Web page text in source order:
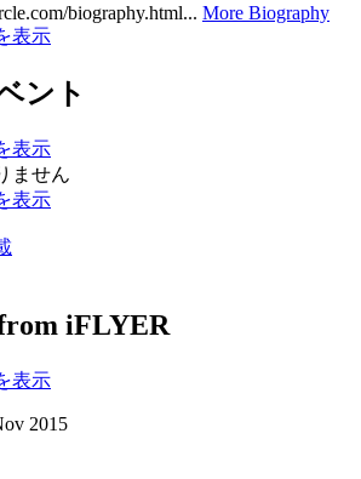
biography.html... More Biography
表示
ント
表示
ません
表示
iFLYER
表示
2015